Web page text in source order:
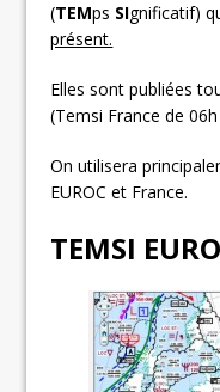
(TEMps SIgnificatif)
présent.
Elles sont publiées
(Temsi France de
On utilisera
EUROC et France.
TEMSI